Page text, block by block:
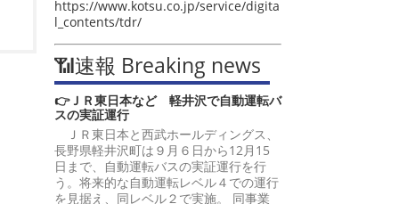
https://www.kotsu.co.jp/service/digita
l_contents/tdr/
📶速報 Breaking news
👉ＪＲ東日本など 軽井沢で自動運転バ
スの実証運行
ＪＲ東日本と西武ホールディングス、
長野県軽井沢町は９月６日から12月15
日まで、自動運転バスの実証運行を行
う。将来的な自動運転レベル４での運行
を見据え、同レベル２で実施。 同事業